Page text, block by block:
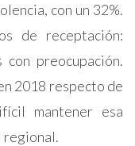
con un 32%.
de receptación:
con preocupación.
2018 respecto de
mantener esa
regional.